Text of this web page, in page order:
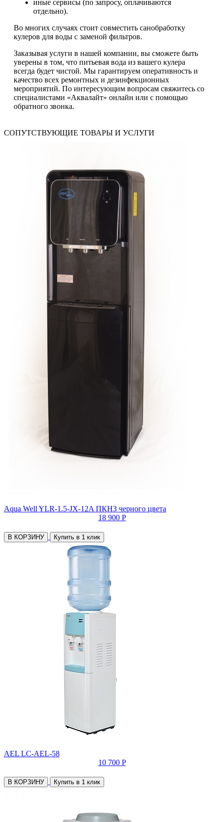
иные сервисы (по запросу, оплачиваются
отдельно).
Во многих случаях стоит совместить санобработку
кулеров для воды с заменой фильтров.
Заказывая услуги в нашей компании, вы сможете быть
уверены в том, что питьевая вода из вашего кулера
всегда будет чистой. Мы гарантируем оперативность и
качество всех ремонтных и дезинфекционных
мероприятий. По интересующим вопросам свяжитесь со
специалистами «Аквалайт» онлайн или с помощью
обратного звонка.
СОПУТСТВУЮЩИЕ ТОВАРЫ И УСЛУГИ
Aqua Well YLR-1.5-JX-12A ПКНЗ черного цвета
18 900 Р
В КОРЗИНУ Купить в 1 клик
AEL LC-AEL-58
10 700 Р
В КОРЗИНУ Купить в 1 клик